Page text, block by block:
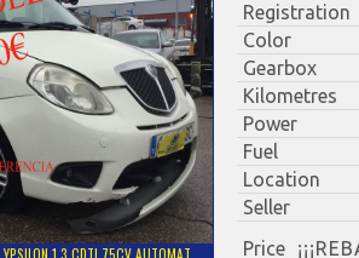
Registration
Color
Gearbox
Kilometres
Power
Fuel
Location
Seller
Price